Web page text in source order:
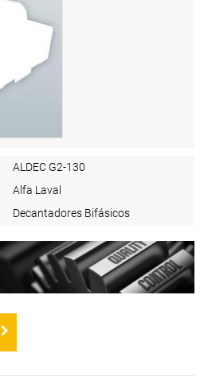
ALDEC G2-130
Alfa Laval
Decantadores Bifásicos